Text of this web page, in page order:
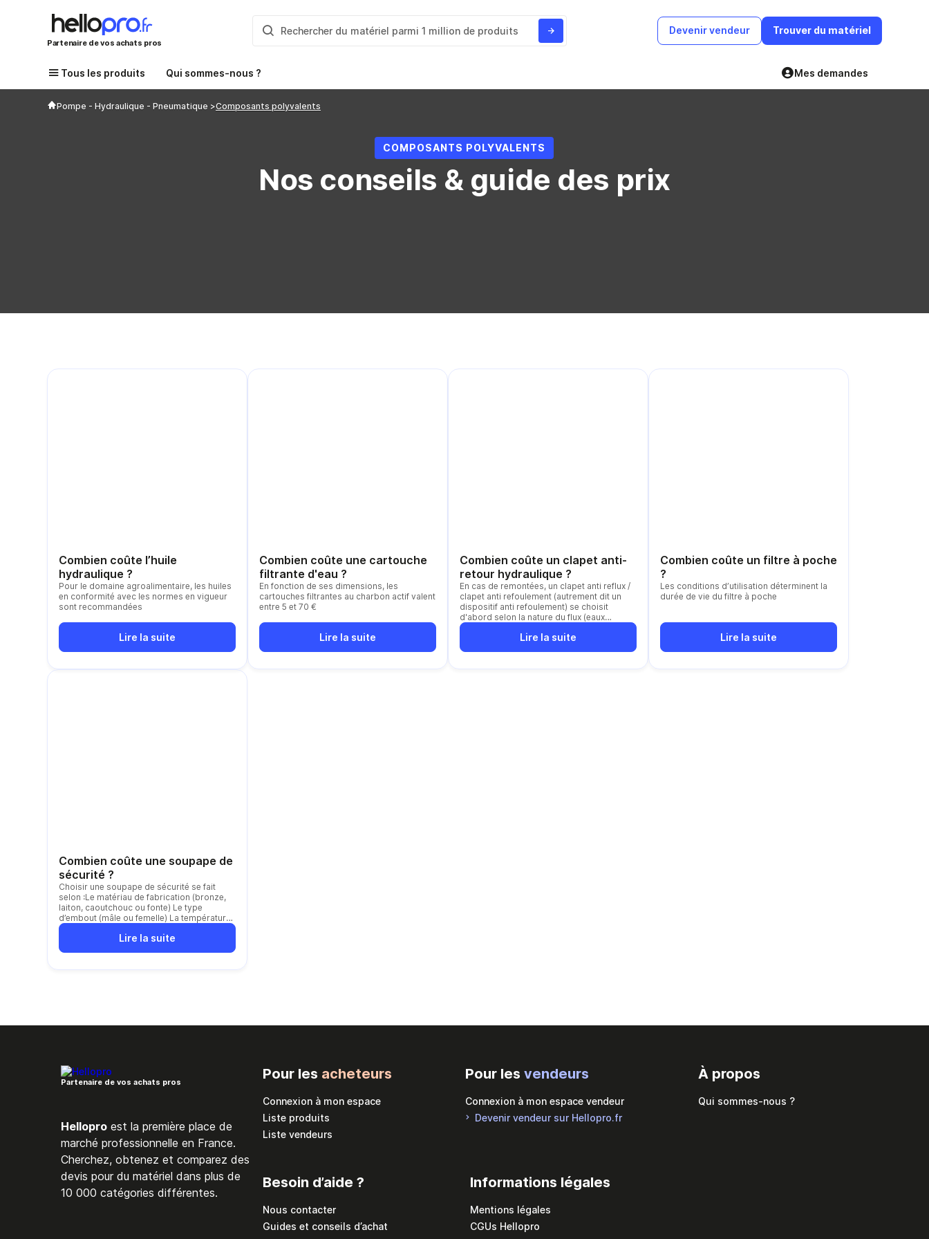
Partenaire de vos achats pros
Devenir vendeur Trouver du matériel
Tous les produits Qui sommes-nous ? Mes demandes
Pompe - Hydraulique - Pneumatique Composants polyvalents
COMPOSANTS POLYVALENTS
Nos conseils & guide des prix
Combien coûte l’huile
hydraulique ?
Pour le domaine agroalimentaire, les huiles
en conformité avec les normes en vigueur
sont recommandées
Lire la suite
Combien coûte une cartouche
filtrante d'eau ?
En fonction de ses dimensions, les
cartouches filtrantes au charbon actif valent
entre 5 et 70 €
Lire la suite
Combien coûte un clapet anti-
retour hydraulique ?
En cas de remontées, un clapet anti reflux /
clapet anti refoulement (autrement dit un
dispositif anti refoulement) se choisit
d'abord selon la nature du flux (eaux
usées/eaux chargées), le diamètre et
l'accès pour l'entretienLire la suite
Combien coûte un filtre à poche
?
Les conditions d’utilisation déterminent la
durée de vie du filtre à poche
Lire la suite
Combien coûte une soupape de
sécurité ?
Choisir une soupape de sécurité se fait
selon :Le matériau de fabrication (bronze,
laiton, caoutchouc ou fonte) Le type
d’embout (mâle ou femelle) La température
de service (-25°C à +180°C) La pression
maximale de service (en bar) Le type de
fluide véhiculé (air comprimé, gaz neutre,
vapeur) Le débit
Lire la suite
Partenaire de vos achats pros
Hellopro est la première place de
marché professionnelle en France.
Cherchez, obtenez et comparez des
devis pour du matériel dans plus de
10 000 catégories différentes.
Pour les acheteurs
Connexion à mon espace
Liste produits
Liste vendeurs
Pour lesvendeurs
Connexion à mon espace vendeur
Devenir vendeur sur Hellopro.fr
À propos
Qui sommes-nous ?
Besoin d’aide ?
Nous contacter
Guides et conseils d’achat
Informations légales
Mentions légales
CGUs Hellopro